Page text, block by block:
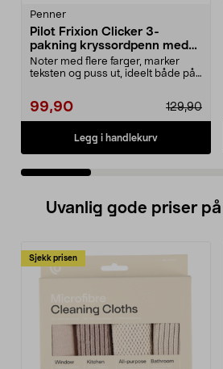
Penner
Pilot Frixion Clicker 3-
pakning kryssordpenn med
refill og markeringstusj
Noter med flere farger, marker
teksten og puss ut, ideelt både på
99,90 129,90
Legg i handlekurv
Uvanlig gode priser
Sjekk prisen